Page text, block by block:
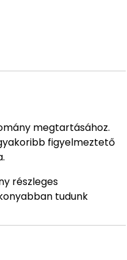
megtartásához.
figyelmeztető
részleges
tudunk